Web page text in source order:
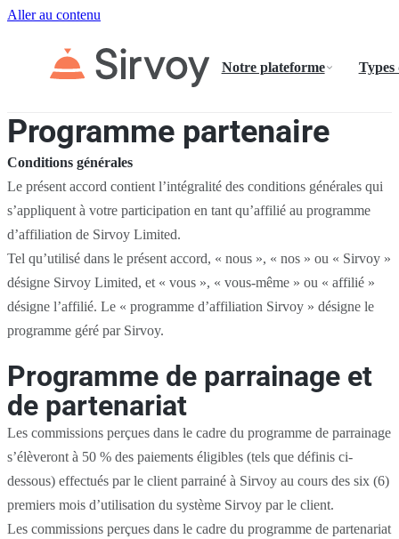
Aller au contenu
Notre plateforme Types
Programme partenaire
Conditions générales
Le présent accord contient l’intégralité des conditions générales qui
s’appliquent à votre participation en tant qu’affilié au programme
d’affiliation de Sirvoy Limited.
Tel qu’utilisé dans le présent accord, « nous », « nos » ou « Sirvoy »
désigne Sirvoy Limited, et « vous », « vous-même » ou « affilié »
désigne l’affilié. Le « programme d’affiliation Sirvoy » désigne le
programme géré par Sirvoy.
Programme de parrainage et
de partenariat
Les commissions perçues dans le cadre du programme de parrainage
s’élèveront à 50 % des paiements éligibles (tels que définis ci-
dessous) effectués par le client parrainé à Sirvoy au cours des six (6)
premiers mois d’utilisation du système Sirvoy par le client.
Les commissions perçues dans le cadre du programme de partenariat